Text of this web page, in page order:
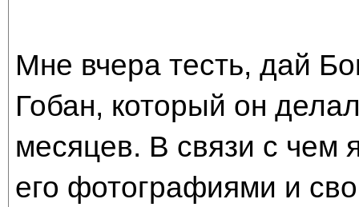
Мне вчера тесть, дай
Гобан, который он
месяцев. В связи с чем
его фотографиями и